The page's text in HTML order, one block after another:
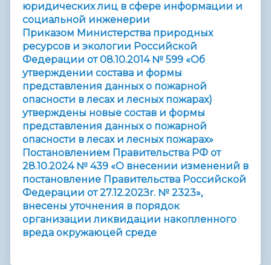
юридических лиц в сфере информации и
социальной инженерии
Приказом Министерства природных
ресурсов и экологии Российской
Федерации от 08.10.2014 № 599 «Об
утверждении состава и формы
представления данных о пожарной
опасности в лесах и лесных пожарах)
утверждены новые состав и формы
представления данных о пожарной
опасности в лесах и лесных пожарах»
Постановлением Правительства РФ от
28.10.2024 № 439 «О внесении изменений в
постановление Правительства Российской
Федерации от 27.12.202Зr. № 2323»,
внесены уточнения в порядок
организации ликвидации накопленного
вреда окружаюцей среде